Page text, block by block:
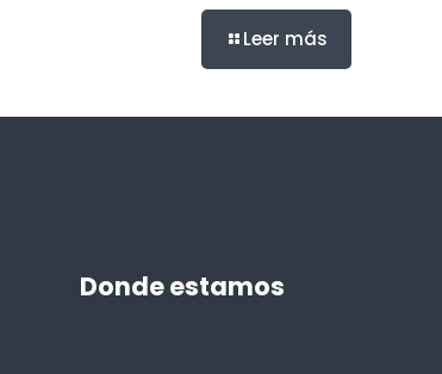
Leer más
Donde estamos